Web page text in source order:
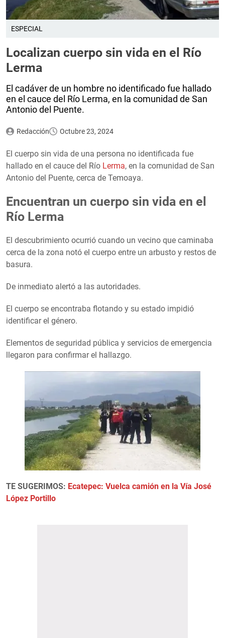
ESPECIAL
Localizan cuerpo sin vida en el Río
Lerma
El cadáver de un hombre no identificado fue hallado
en el cauce del Río Lerma, en la comunidad de San
Antonio del Puente.
Redacción Octubre 23, 2024
El cuerpo sin vida de una persona no identificada fue
hallado en el cauce del Río Lerma, en la comunidad de San
Antonio del Puente, cerca de Temoaya.
Encuentran un cuerpo sin vida en el
Río Lerma
El descubrimiento ocurrió cuando un vecino que caminaba
cerca de la zona notó el cuerpo entre un arbusto y restos de
basura.
De inmediato alertó a las autoridades.
El cuerpo se encontraba flotando y su estado impidió
identificar el género.
Elementos de seguridad pública y servicios de emergencia
llegaron para confirmar el hallazgo.
TE SUGERIMOS: Ecatepec: Vuelca camión en la Vía José
López Portillo